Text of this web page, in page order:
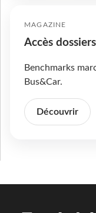
MAGAZINE
Accès dossiers
Benchmarks
Bus&Car.
Découvrir